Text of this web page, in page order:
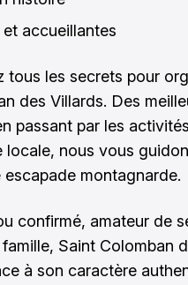
accueillantes
les secrets pour
des Villards. Des
passant par les activités
nous vous
montagnarde.
confirmé, amateur de
Saint Colomban
à son caractère